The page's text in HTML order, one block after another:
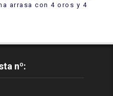
arrasa con 4 oros y 4
nº: